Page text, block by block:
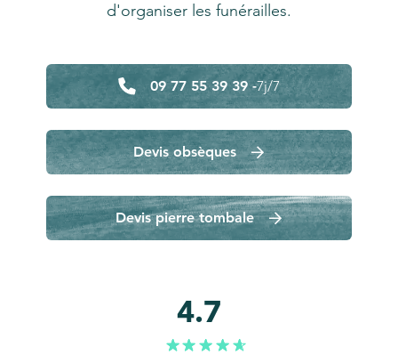
d'organiser les funérailles.
09 77 55 39 39 -7j/7
Devis obsèques
Devis pierre tombale
4.7